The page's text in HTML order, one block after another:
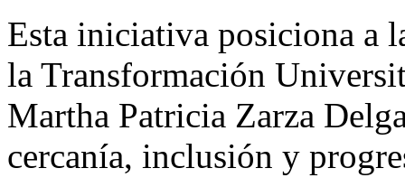
Esta iniciativa posiciona a
la Transformación
Martha Patricia Zarza
cercanía, inclusión y